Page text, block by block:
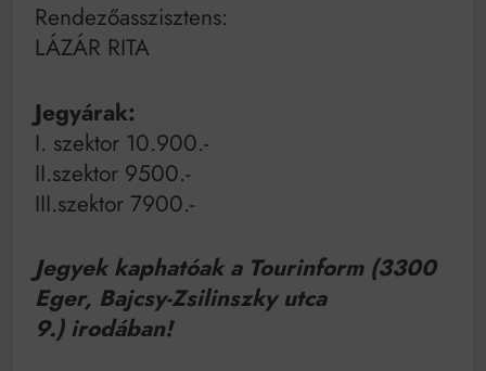
Rendezőasszisztens:
LÁZÁR RITA
Jegyárak:
I. szektor 10.900.-
II.szektor 9500.-
III.szektor 7900.-
Jegyek kaphatóak a Tourinform (3300
Eger, Bajcsy-Zsilinszky utca
9.) irodában!